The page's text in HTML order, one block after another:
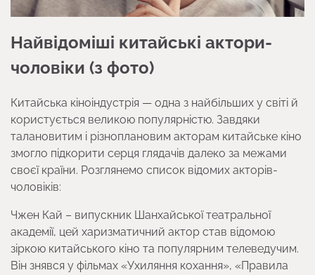
Найвідоміші китайські актори-
чоловіки (з фото)
Китайська кіноіндустрія — одна з найбільших у світі й
користується великою популярністю. Завдяки
талановитим і різноплановим акторам китайське кіно
змогло підкорити серця глядачів далеко за межами
своєї країни. Розглянемо список відомих акторів-
чоловіків:
Чжен Кай – випускник Шанхайської театральної
академії, цей харизматичний актор став відомою
зіркою китайського кіно та популярним телеведучим.
Він знявся у фільмах «Ухиляння кохання», «Правила